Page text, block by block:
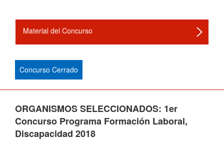
Material del Concurso
Concurso Cerrado
ORGANISMOS SELECCIONADOS: 1er
Concurso Programa Formación Laboral,
Discapacidad 2018